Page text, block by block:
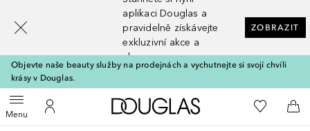
aplikaci Douglas a
pravidelně získávejte
exkluzivní akce a
slevy
ZOBRAZIT
Objevte naše beauty služby na prodejnách a vychutnejte si svojí chvíli
krásy v Douglas.
MenuOtevřít menuK mému účtu
Domů K mému
Do
Vraťte se
Proveďte vyhledávání
[navigation.slideout.screenreader]